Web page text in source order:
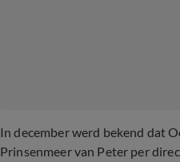
In december werd bekend dat
Prinsenmeer van Peter per